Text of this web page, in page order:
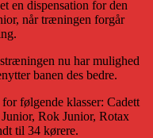
en dispensation for den
når træningen forgår
nu har mulighed
banen des bedre.
følgende klasser: Cadett
Rok Junior, Rotax
til 34 kørere.